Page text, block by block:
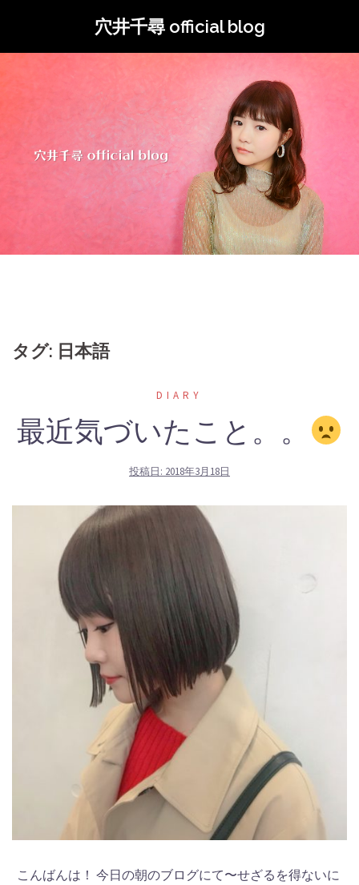
テ
穴井千尋 official blog
タグ: 日本語
DIARY
最近気づいたこと。。
投稿日: 2018年3月18日
こんばんは！ 今日の朝のブログにて〜せざるを得ないに